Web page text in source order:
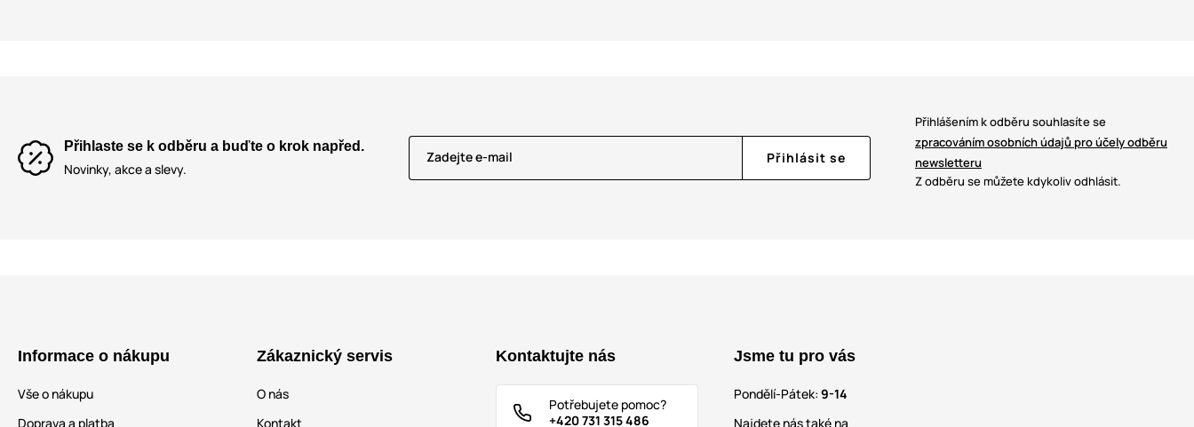
Přihlaste se k odběru a buďte o krok napřed.
Novinky, akce a slevy.
Zadejte e-mail Přihlásit se
Přihlášením k odběru souhlasíte se
zpracováním osobních údajů pro účely odběru
newsletteru
Z odběru se můžete kdykoliv odhlásit.
Informace o nákupu
Vše o nákupu
Doprava a platba
Zákaznický servis
O nás
Kontakt
Kontaktujte nás
Potřebujete pomoc?
+420 731 315 486
Jsme tu pro vás
Pondělí-Pátek:9-14
Najdete nás také na